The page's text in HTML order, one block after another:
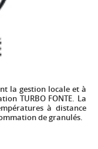
la gestion locale et à
TURBO FONTE. La
à distance
de granulés.